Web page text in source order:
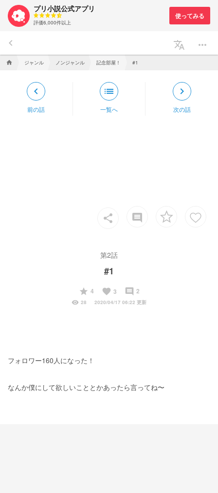
プリ小説公式アプリ
評価6,000件以上
keyboard_arrow_left translate more_horiz
home ジャンル ノンジャンル 記念部屋！ #1
keyboard_arrow_left
前の話
list
一覧へ
keyboard_arrow_right
次の話
share insert_comment
第2話
#1
start
4 favorite 3 insert_comment 2
visibility 28 2020/04/17 06:22 更新
フォロワー160人になった！
なんか僕にして欲しいこととかあったら言ってね〜